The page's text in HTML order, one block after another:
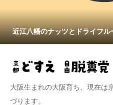
近江八幡のナッツとドライフ
大阪生まれの大阪育ち、現在は
づります。